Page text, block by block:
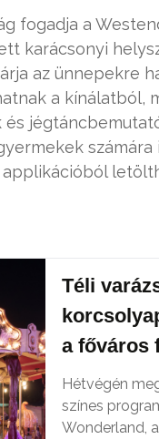
fogadja a
karácsonyi
az ünnepekre
a kínálatból,
és
Téli
a főváros
Hétvégén
színes
Wonderland,